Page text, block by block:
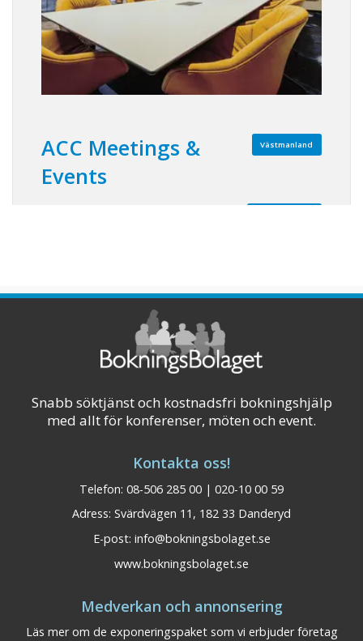
Västmanland
ACC Meetings &
Events
BEST WESTERN Grand
Konferensplatser: 75 Bäddar: 190
Snabb söktjänst och kostnadsfri bokningshjälp
med allt för konferenser, möten och event.
Kontakta oss!
Telefon: 08-506 285 00 | 020-10 00 59
Adress: Svärdvägen 11, 182 33 Danderyd
E-post: info@bokningsbolaget.se
www.bokningsbolaget.se
Medverkan och annonsering
Läs mer om de exponeringspaket som vi erbjuder företag